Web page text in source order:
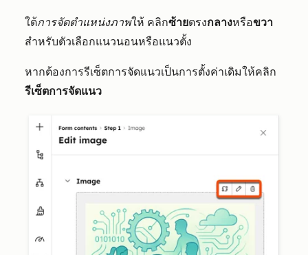
ใต้การจัดตำแหน่งภาพให้ คลิกซ้ายตรงกลางหรือขวา
สำหรับตัวเลือกแนวนอนหรือแนวตั้ง
หากต้องการรีเซ็ตการจัดแนวเป็นการตั้งค่าเดิมให้คลิก
รีเซ็ตการจัดแนว